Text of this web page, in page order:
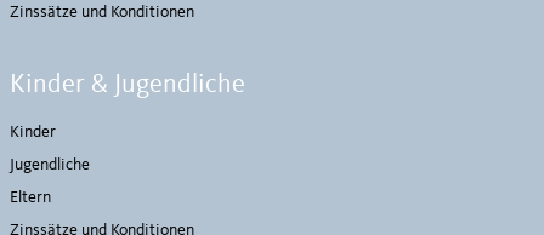
Zinssätze und Konditionen
Kinder & Jugendliche
Kinder
Jugendliche
Eltern
Zinssätze und Konditionen